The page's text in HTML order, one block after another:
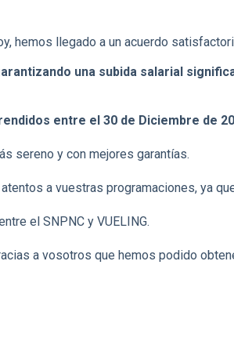
hemos llegado a un acuerdo
una subida salarial
entre el 30 de Diciembre de
sereno y con mejores garantías.
a vuestras programaciones, ya
el SNPNC y VUELING.
a vosotros que hemos podido